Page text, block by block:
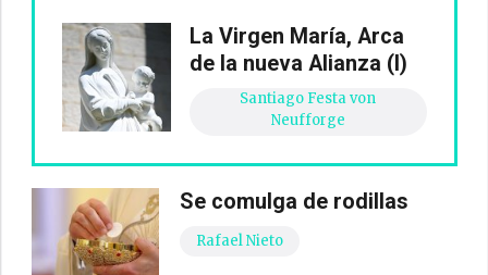
La Virgen María, Arca
de la nueva Alianza (I)
Santiago Festa von
Neufforge
Se comulga de rodillas
Rafael Nieto